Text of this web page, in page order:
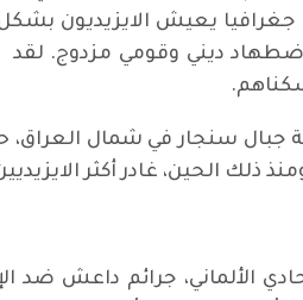
جغرافيا يعيش الايزيديون
ديني وقومي مزدوج.
جبال سنجار في شمال
ذلك الحين، غادر أكثر
اعتبر البرلمان الاتحادي الألماني،